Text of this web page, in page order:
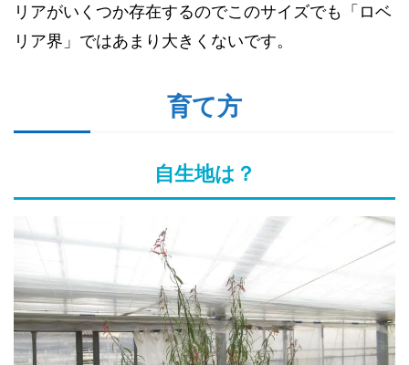
リアがいくつか存在するのでこのサイズでも「ロベ
リア界」ではあまり大きくないです。
育て方
自生地は？